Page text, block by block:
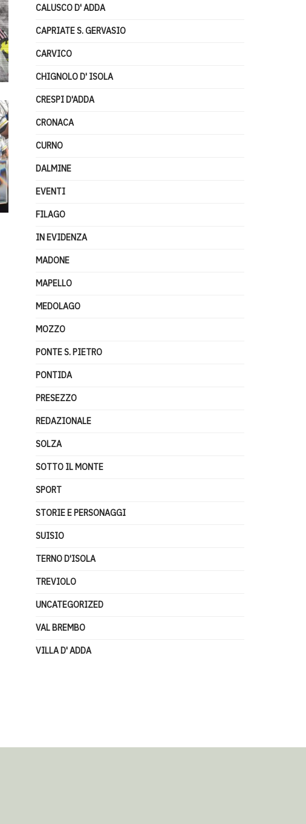
CALUSCO D' ADDA
CAPRIATE S. GERVASIO
CARVICO
CHIGNOLO D' ISOLA
CRESPI D'ADDA
CRONACA
CURNO
DALMINE
EVENTI
FILAGO
IN EVIDENZA
MADONE
MAPELLO
MEDOLAGO
MOZZO
PONTE S. PIETRO
PONTIDA
PRESEZZO
REDAZIONALE
SOLZA
SOTTO IL MONTE
SPORT
STORIE E PERSONAGGI
SUISIO
TERNO D'ISOLA
TREVIOLO
UNCATEGORIZED
VAL BREMBO
VILLA D' ADDA